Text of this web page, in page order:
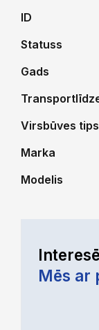
ID
Statuss
Gads
Virsbūves tips
Marka
Modelis
Mēs ar